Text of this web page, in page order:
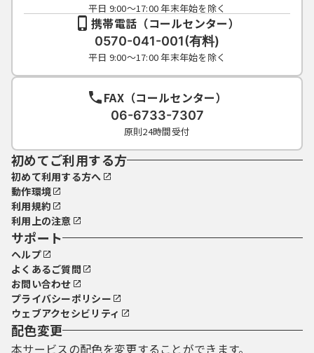
平日 9:00～17:00 年末年始を除く
携帯電話（コールセンター）
0570-041-001(有料)
平日 9:00～17:00 年末年始を除く
FAX（コールセンター）
06-6733-7307
原則24時間受付
初めてご利用する方
初めて利用する方へ
動作環境
利用規約
利用上の注意
サポート
ヘルプ
よくあるご質問
お問い合わせ
プライバシーポリシー
ウェブアクセシビリティ
配色変更
本サービスの配色を変更することができます。